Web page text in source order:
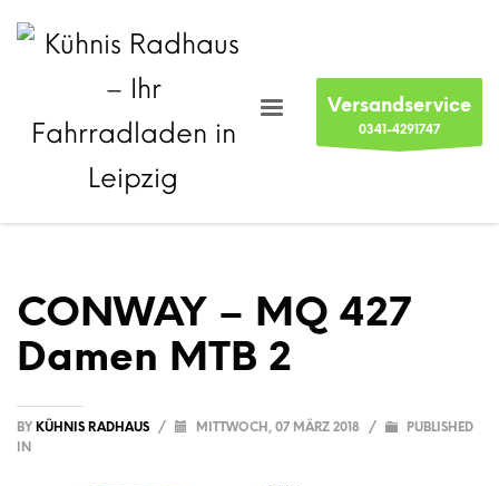
Versandservice
0341-4291747
CONWAY – MQ 427
Damen MTB 2
BY KÜHNIS RADHAUS / MITTWOCH, 07 MÄRZ 2018 /
PUBLISHED
IN